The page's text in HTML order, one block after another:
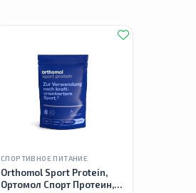
СПОРТИВНОЕ ПИТАНИЕ
Orthomol Sport Protein,
Ортомол Спорт Протеин,